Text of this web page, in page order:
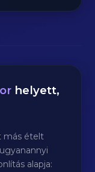
helyett,
más ételt
alapja: